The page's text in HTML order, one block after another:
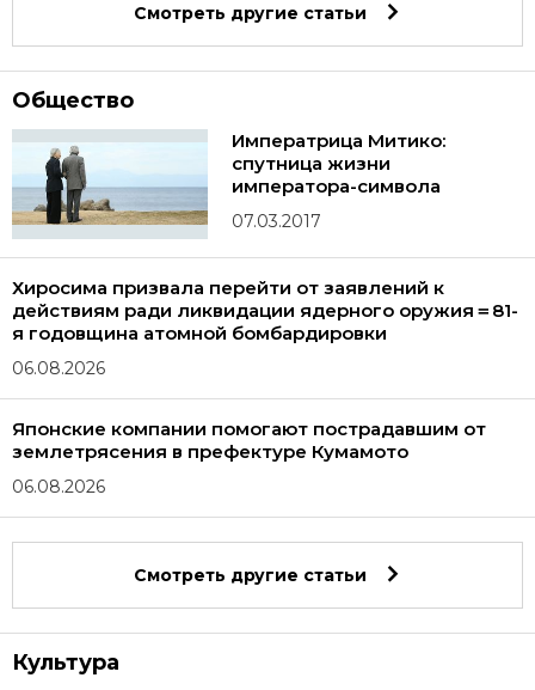
Смотреть другие статьи
Общество
Императрица Митико:
спутница жизни
императора-символа
07.03.2017
Хиросима призвала перейти от заявлений к
действиям ради ликвидации ядерного оружия＝81-
я годовщина атомной бомбардировки
06.08.2026
Японские компании помогают пострадавшим от
землетрясения в префектуре Кумамото
06.08.2026
Смотреть другие статьи
Культура